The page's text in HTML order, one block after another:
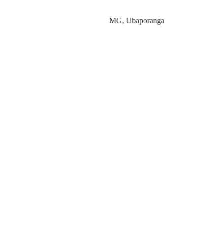
Category
MG, Ubaporanga